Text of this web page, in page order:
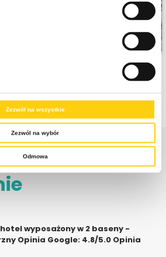
Zezwól na wszystkie
Zezwól na wybór
Odmowa i
wyposażony w 2 baseny -
Opinia Google: 4.8/5.0 Opinia